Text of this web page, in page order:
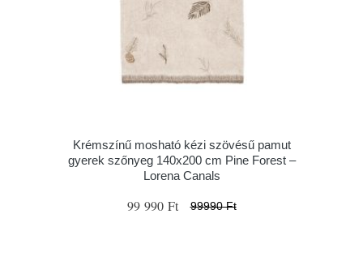
Krémszínű mosható kézi szövésű pamut
gyerek szőnyeg 140x200 cm Pine Forest –
Lorena Canals
99 990 Ft 99990 Ft